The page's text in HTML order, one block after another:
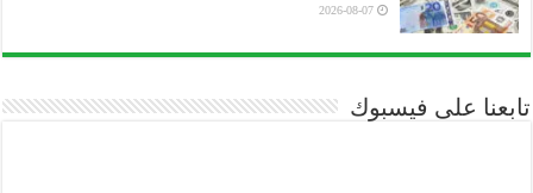
2026-08-07
تابعنا على فيسبوك